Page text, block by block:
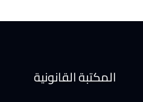
المكتبة القانونية